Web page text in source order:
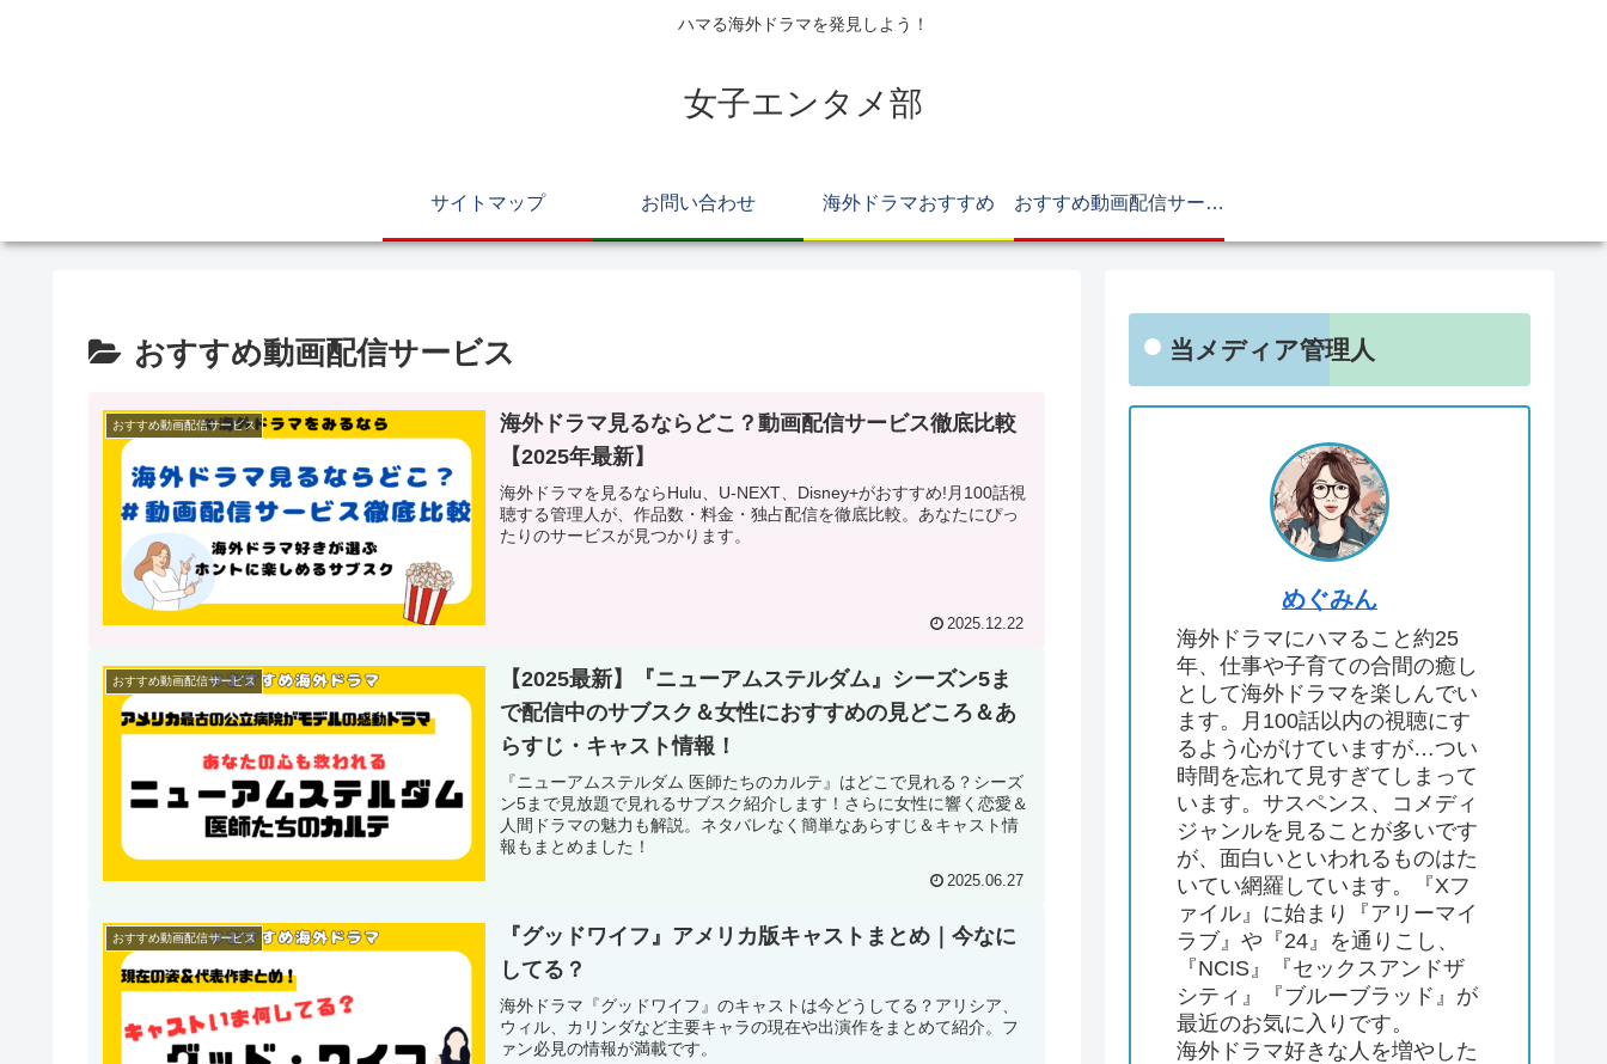
ハマる海外ドラマを発見しよう！
女子エンタメ部
サイトマップ お問い合わせ 海外ドラマおすすめ おすすめ動画配信サービス
おすすめ動画配信サービス
おすすめ動画配信サービス
海外ドラマ見るならどこ？動画配信サービス徹底比較
【2025年最新】
海外ドラマを見るならHulu、U-NEXT、Disney+がおすすめ!月100話視
聴する管理人が、作品数・料金・独占配信を徹底比較。あなたにぴっ
たりのサービスが見つかります。
2025.12.22
おすすめ動画配信サービス
【2025最新】『ニューアムステルダム』シーズン5ま
で配信中のサブスク＆女性におすすめの見どころ＆あ
らすじ・キャスト情報！
『ニューアムステルダム 医師たちのカルテ』はどこで見れる？シーズ
ン5まで見放題で見れるサブスク紹介します！さらに女性に響く恋愛＆
人間ドラマの魅力も解説。ネタバレなく簡単なあらすじ＆キャスト情
報もまとめました！
2025.06.27
おすすめ動画配信サービス
『グッドワイフ』アメリカ版キャストまとめ｜今なに
してる？
海外ドラマ『グッドワイフ』のキャストは今どうしてる？アリシア、
ウィル、カリンダなど主要キャラの現在や出演作をまとめて紹介。フ
ァン必見の情報が満載です。
当メディア管理人
めぐみん
海外ドラマにハマること約25
年、仕事や子育ての合間の癒し
として海外ドラマを楽しんでい
ます。月100話以内の視聴にす
るよう心がけていますが…つい
時間を忘れて見すぎてしまって
います。サスペンス、コメディ
ジャンルを見ることが多いです
が、面白いといわれるものはた
いてい網羅しています。『Xフ
ァイル』に始まり『アリーマイ
ラブ』や『24』を通りこし、
『NCIS』『セックスアンドザ
シティ』『ブルーブラッド』が
最近のお気に入りです。
海外ドラマ好きな人を増やした